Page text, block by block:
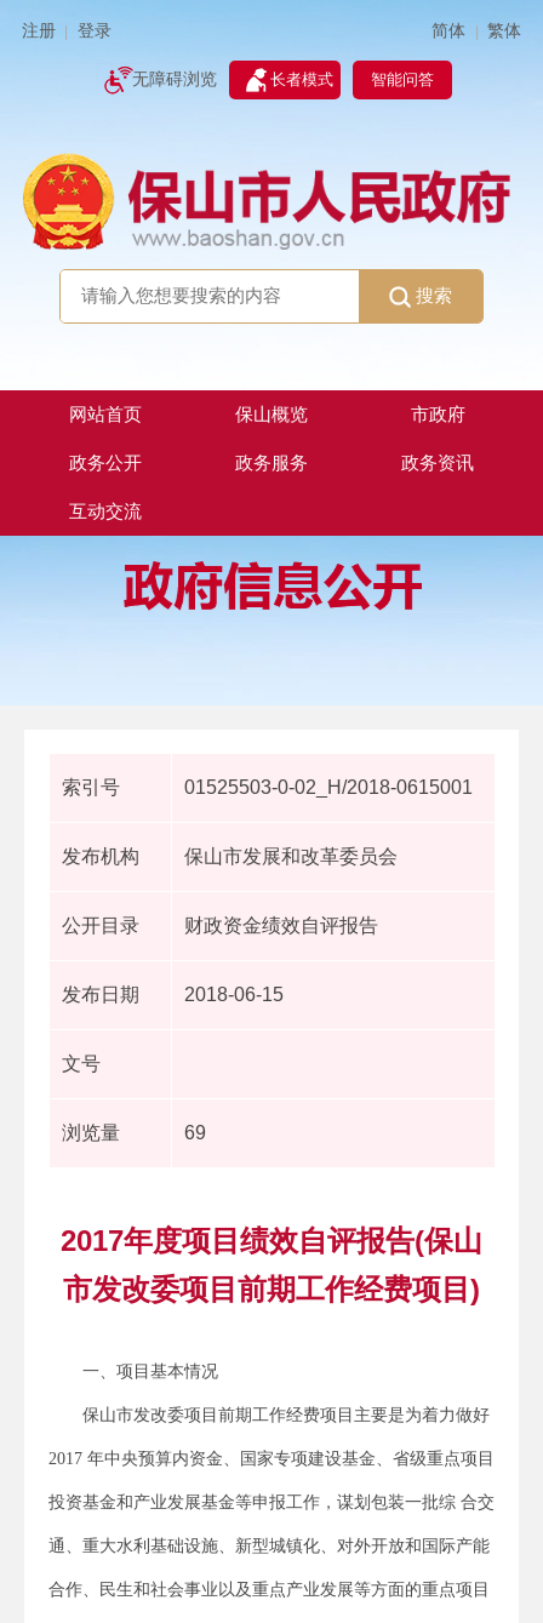
注册 登录 简体 | 繁体
无障碍浏览 长者模式 智能问答
搜索
网站首页 保山概览 市政府
政务公开 政务服务 政务资讯
互动交流
索引号 01525503-0-02_H/2018-0615001
发布机构 保山市发展和改革委员会
公开目录 财政资金绩效自评报告
发布日期 2018-06-15
文号
浏览量 69
2017年度项目绩效自评报告(保山
市发改委项目前期工作经费项目)
一、项目基本情况
保山市发改委项目前期工作经费项目主要是为着力做好
2017 年中央预算内资金、国家专项建设基金、省级重点项目
投资基金和产业发展基金等申报工作，谋划包装一批综 合交
通、重大水利基础设施、新型城镇化、对外开放和国际产能
合作、民生和社会事业以及重点产业发展等方面的重点项目